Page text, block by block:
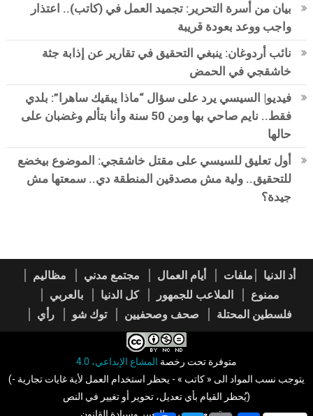
بيان من أسرة التحرير: تجميد العمل في (كاتب).. اعتذار
واجب ووعد بعودة قريبة
نائب أردوغان: ينبغي التحقيق في تقارير عن إذابة جثة
خاشقجي في الحمض
فيديو| السيسي يرد على سؤال “ماذا يبقيك ساهرا”: بلدي
فقط.. نايم صاحي بها ومن 50 سنة وأنا بتألم وغضبان على
حالها
أول تعليق للسيسي على مقتل خاشقجي: الموضوع بيخضع
للتحقيق.. ولية مش مصدقين المنطقة دي.. سمعتها مش
جيدة؟
أد الدنيا ملفات أيام العمال مجتمع مدني
مظاليم
ممنوع
الملاعب للجمهور كل الدنيا
بالعربي
فلسطين المحتلة
صحف وصحفيين توك شو رأي
متوفرة تحت رخصة المشاع الإبداعي، 4.0
(يتوجب نسب المواد الى « كاتب » - يحظر استخدام العمل لأية غايات تجارية -
يُحظر القيام بأي تعديل، تحوير أو تغيير في النص)
موقع يعني بحرية التعبير وسيادة القانون